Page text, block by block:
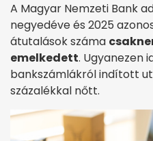
A Magyar Nemzeti Bank
negyedéve és 2025
átutalások száma
emelkedett. Ugyanezen
bankszámlákról indított
százalékkal nőtt.